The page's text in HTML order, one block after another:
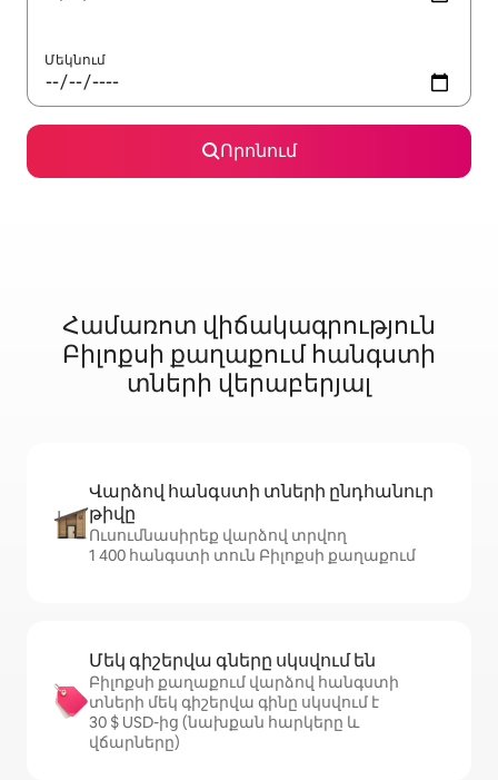
Մեկնում
Որոնում
Համառոտ վիճակագրություն
Բիլոքսի քաղաքում հանգստի
տների վերաբերյալ
Վարձով հանգստի տների ընդհանուր
թիվը
Ուսումնասիրեք վարձով տրվող
1 400 հանգստի տուն Բիլոքսի քաղաքում
Մեկ գիշերվա գները սկսվում են
Բիլոքսի քաղաքում վարձով հանգստի
տների մեկ գիշերվա գինը սկսվում է
30 $ USD-ից (նախքան հարկերը և
վճարները)